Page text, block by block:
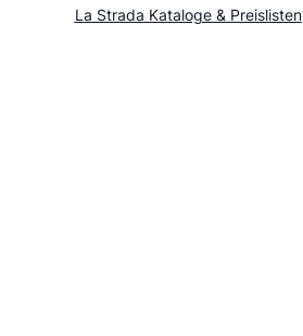
La Strada Kataloge & Preislisten